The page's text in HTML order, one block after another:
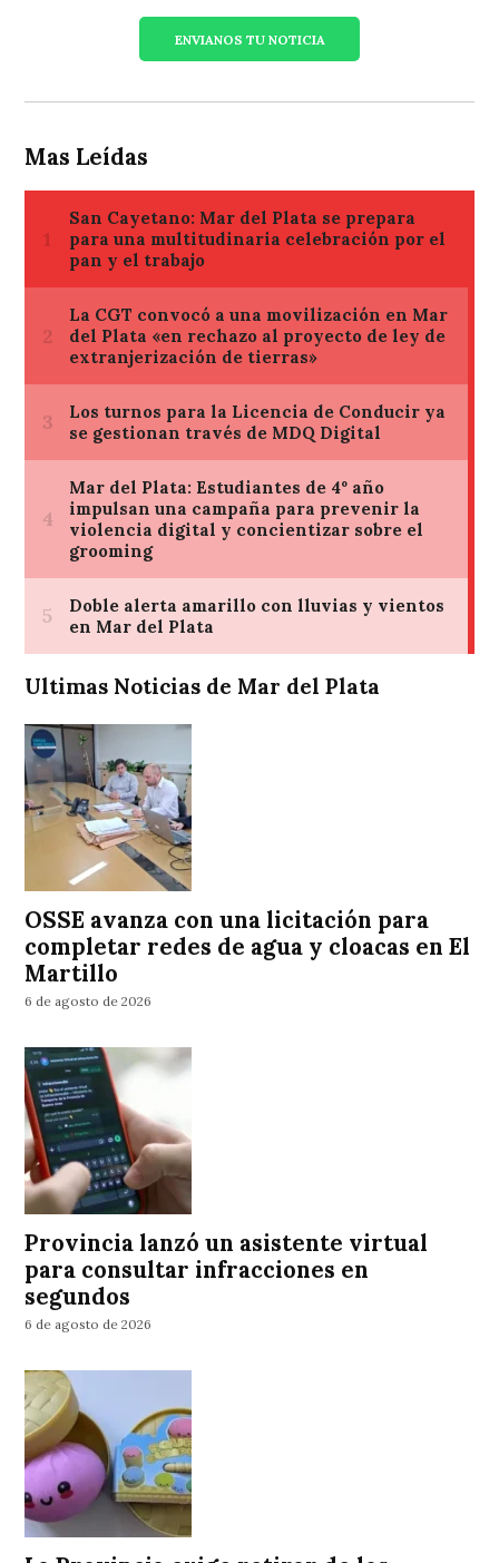
ENVIANOS TU NOTICIA
Mas Leídas
Ultimas Noticias de Mar del Plata
OSSE avanza con una licitación para
completar redes de agua y cloacas en El
Martillo
6 de agosto de 2026
Provincia lanzó un asistente virtual
para consultar infracciones en
segundos
6 de agosto de 2026